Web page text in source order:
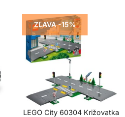
ZĽAVA -15%
LEGO City 60304 Križovatka